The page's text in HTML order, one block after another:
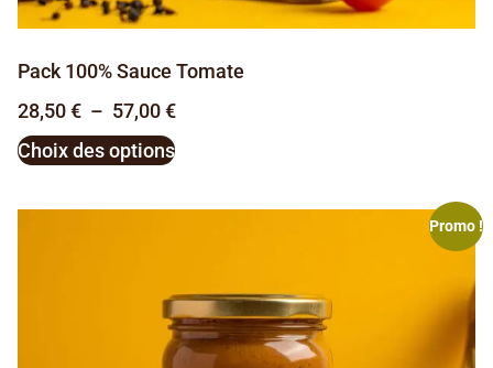
Pack 100% Sauce Tomate
28,50€ – 57,00€
Choix des options
Promo !